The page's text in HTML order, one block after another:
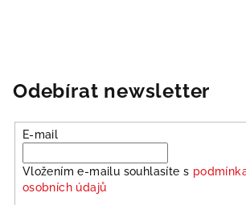
Odebírat newsletter
E-mail
Vložením e-mailu souhlasíte s
osobních údajů